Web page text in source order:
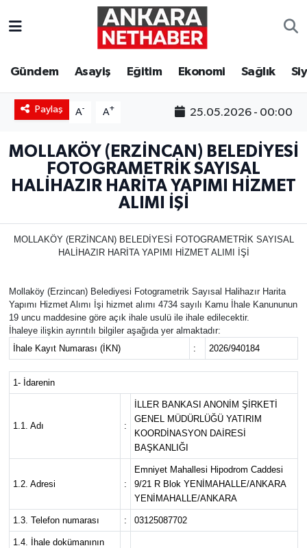
Gündem Asayiş Eğitim Ekonomi Sağlık
Paylaş A- A+ 25.05.2026 - 00:00
MOLLAKÖY (ERZİNCAN) BELEDİYESİ
FOTOGRAMETRİK SAYISAL
HALİHAZIR HARİTA YAPIMI HİZMET
ALIMI İŞİ
MOLLAKÖY (ERZİNCAN) BELEDİYESİ FOTOGRAMETRİK SAYISAL
HALİHAZIR HARİTA YAPIMI HİZMET ALIMI İŞİ
Mollaköy (Erzincan) Belediyesi Fotogrametrik Sayısal Halihazır Harita
Yapımı Hizmet Alımı İşi hizmet alımı 4734 sayılı Kamu İhale Kanununun
19 uncu maddesine göre açık ihale usulü ile ihale edilecektir.
İhaleye ilişkin ayrıntılı bilgiler aşağıda yer almaktadır:
İhale Kayıt Numarası (İKN)
: 2026/940184
1- İdarenin
1.1. Adı :
İLLER BANKASI ANONİM ŞİRKETİ
GENEL MÜDÜRLÜĞÜ YATIRIM
KOORDİNASYON DAİRESİ
BAŞKANLIĞI
1.2. Adresi :
Emniyet Mahallesi Hipodrom Caddesi
9/21 R Blok YENİMAHALLE/ANKARA
YENİMAHALLE/ANKARA
1.3. Telefon numarası : 03125087702
1.4. İhale dokümanının
Eğitim
Ekonomi
Gündem
Kim Kimdir Nereli
Sağlık
Siyaset
Ankara Hava Durumu
Süper Lig Puan Durumu ve Fikstür
Tüm Manşetler
Son Dakika Haberleri
Haber Arşivi